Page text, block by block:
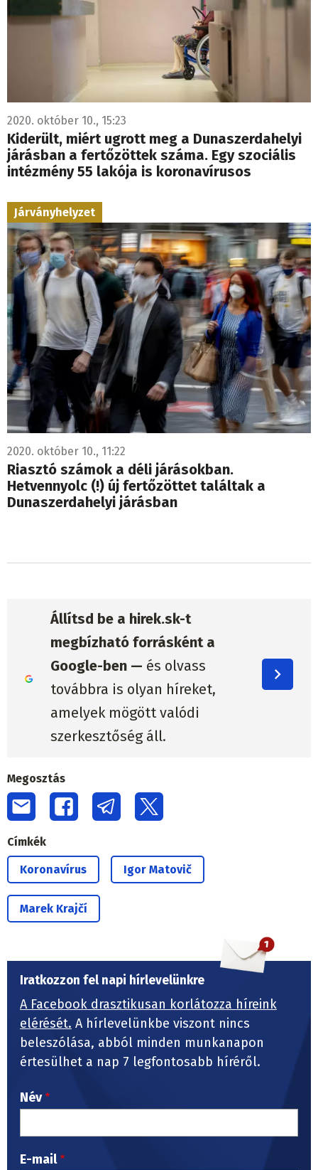
2020. október 10., 15:23
Kiderült, miért ugrott meg a Dunaszerdahelyi
járásban a fertőzöttek száma. Egy szociális
intézmény 55 lakója is koronavírusos
Járványhelyzet
2020. október 10., 11:22
Riasztó számok a déli járásokban.
Hetvennyolc (!) új fertőzöttet találtak a
Dunaszerdahelyi járásban
Állítsd be a hirek.sk-t
megbízható forrásként a
Google-ben — és olvass
továbbra is olyan híreket,
amelyek mögött valódi
szerkesztőség áll.
Megosztás
Címkék
Koronavírus Igor Matovič
Marek Krajčí
Iratkozzon fel napi hírlevelünkre
A Facebook drasztikusan korlátozza híreink
elérését. A hírlevelünkbe viszont nincs
beleszólása, abból minden munkanapon
értesülhet a nap 7 legfontosabb híréről.
Név
E-mail